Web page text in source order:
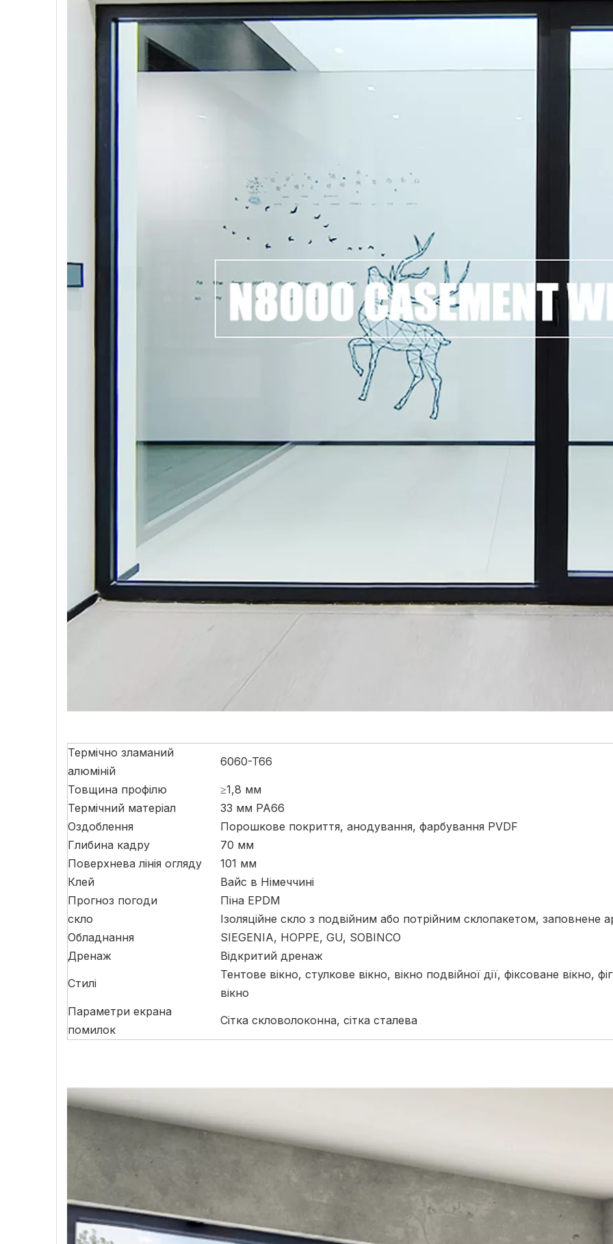
Термічно зламаний
алюміній
6060-T66
Товщина профілю
≥1,8 мм
Термічний матеріал
33 мм PA66
Оздоблення
Порошкове покриття, анодування, фарбування PVDF
Глибина кадру
70 мм
Поверхнева лінія огляду
101 мм
Клей
Вайс в Німеччині
Прогноз погоди
Піна EPDM
скло
Ізоляційне скло з подвійним або потрійним склопакетом, заповнене
Обладнання
SIEGENIA, HOPPE, GU, SOBINCO
Дренаж
Відкритий дренаж
Стилі
Тентове вікно, стулкове вікно, вікно подвійної дії, фіксоване вікно,
вікно
Параметри екрана
помилок
Сітка скловолоконна, сітка сталева